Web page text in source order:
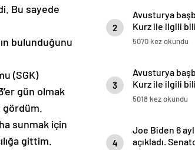
Bu sayede
bulunduğunu
(SGK)
gün olmak
gördüm.
sunmak için
gittim.
2
Avusturya
Kurz ile ilgili
5070 kez okundu
3
Avusturya
Kurz ile ilgili
5018 kez okundu
4
Joe Biden 6
açıkladı.